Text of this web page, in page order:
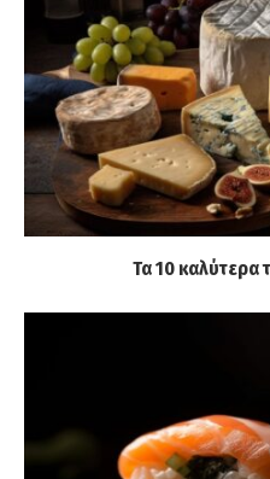
Τα 10 καλύτερα